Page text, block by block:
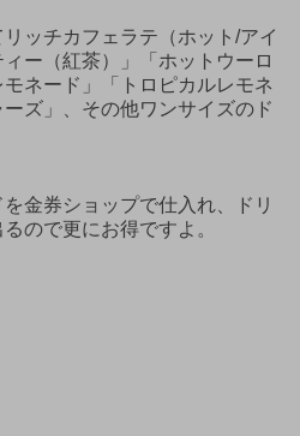
ッチカフェラテ（ホット/アイ
ー（紅茶）」「ホットウーロ
ネード」「トロピカルレモネ
ズ」、その他ワンサイズのド
金券ショップで仕入れ、ドリ
ので更にお得ですよ。